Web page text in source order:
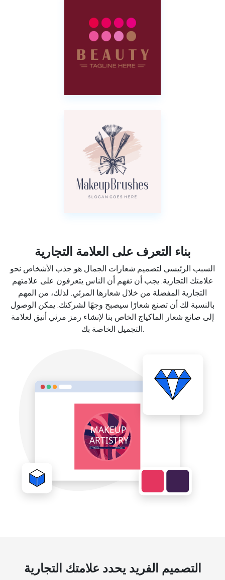
بناء التعرف على العلامة التجارية
السبب الرئيسي لتصميم شعارات الجمال هو جذب الأشخاص نحو
علامتك التجارية. يجب أن تفهم أن الناس يتعرفون على علامتهم
التجارية المفضلة من خلال شعارها المرئي. لذلك، من المهم
بالنسبة لك أن تصنع شعارًا سيصبح وجهًا لشركتك. يمكن الوصول
إلى صانع شعار الماكياج الخاص بنا لإنشاء رمز مرئي أنيق لعلامة
التجميل الخاصة بك.
التصميم الفريد يحدد علامتك التجارية